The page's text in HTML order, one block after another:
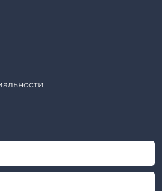
(пасынки) Серия 3.407-57 и